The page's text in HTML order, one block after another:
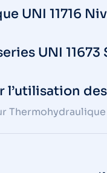
UNI 11716
UNI
des
Thermohydraulique